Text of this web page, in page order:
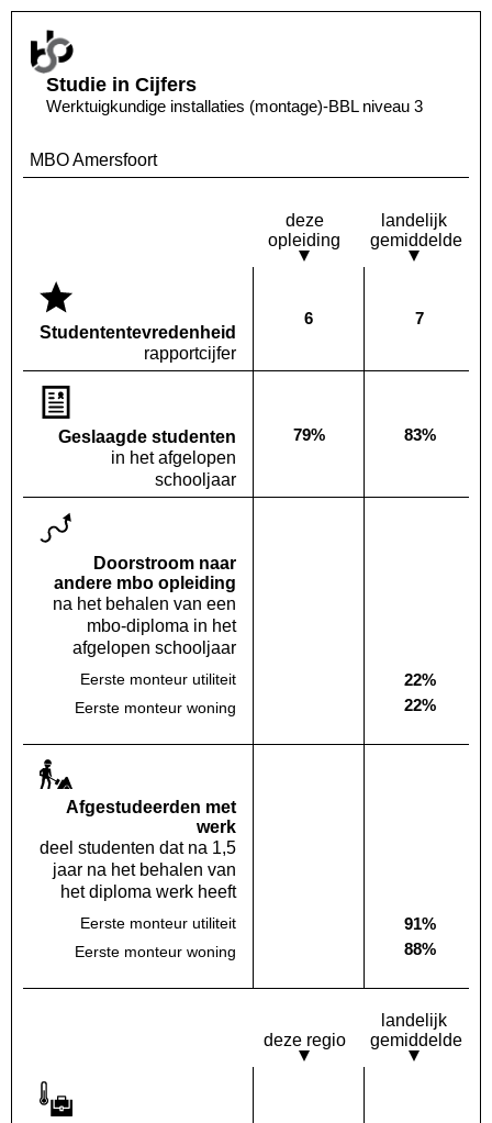
Studie in Cijfers
Werktuigkundige installaties (montage)-BBL niveau 3
MBO Amersfoort
deze
opleiding
landelijk
gemiddelde
Studenten­tevredenheid
rapportcijfer
Deze opleiding:
6 Landelijk
7
Geslaagde studenten
in het afgelopen
schooljaar
Deze opleiding:
79% Landelijk
83%
Doorstroom naar
andere mbo opleiding
na het behalen van een
mbo-diploma in het
afgelopen schooljaar
Eerste monteur utiliteit Deze opleiding:
Geen waarde bekendLandelijk
22%
Eerste monteur woning Deze opleiding:
Geen waarde bekendLandelijk
22%
Af­gestudeerden met
werk
deel studenten dat na 1,5
jaar na het behalen van
het diploma werk heeft
Eerste monteur utiliteit Deze opleiding:
Geen waarde bekendLandelijk
91%
Eerste monteur woning Deze opleiding:
Geen waarde bekendLandelijk
88%
deze regio
landelijk
gemiddelde